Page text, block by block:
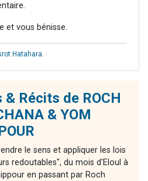
et vous bénisse.
Hatahara.
& Récits de ROCH
& YOM
le sens et appliquer les lois
redoutables", du mois d'Eloul à
en passant par Roch